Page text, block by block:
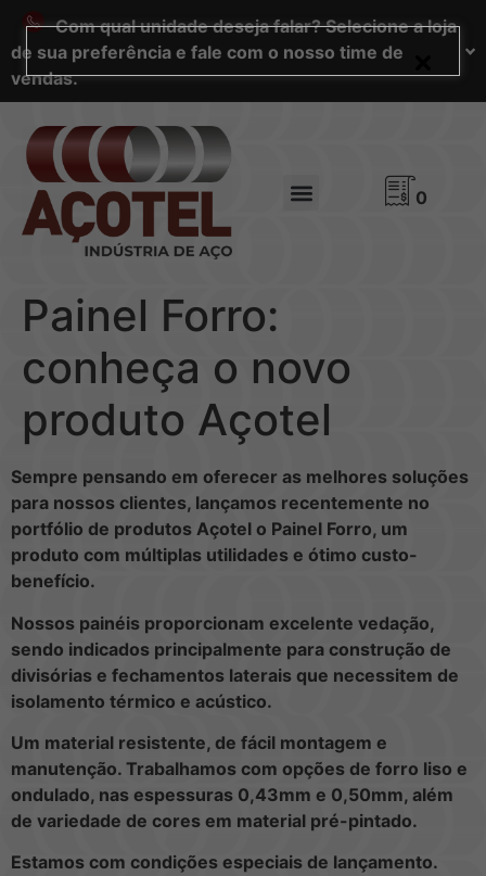
Com qual unidade deseja falar? Selecione a loja
de sua preferência e fale com o nosso time de
vendas.
0
Painel Forro:
conheça o novo
produto Açotel
Sempre pensando em oferecer as melhores soluções
para nossos clientes, lançamos recentemente no
portfólio de produtos Açotel o Painel Forro, um
produto com múltiplas utilidades e ótimo custo-
benefício.
Nossos painéis proporcionam excelente vedação,
sendo indicados principalmente para construção de
divisórias e fechamentos laterais que necessitem de
isolamento térmico e acústico.
Um material resistente, de fácil montagem e
manutenção. Trabalhamos com opções de forro liso e
ondulado, nas espessuras 0,43mm e 0,50mm, além
de variedade de cores em material pré-pintado.
Estamos com condições especiais de lançamento.